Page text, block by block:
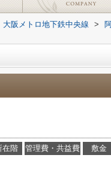
大阪メトロ地下鉄中央線 >
在階 管理費・共益費 敷金